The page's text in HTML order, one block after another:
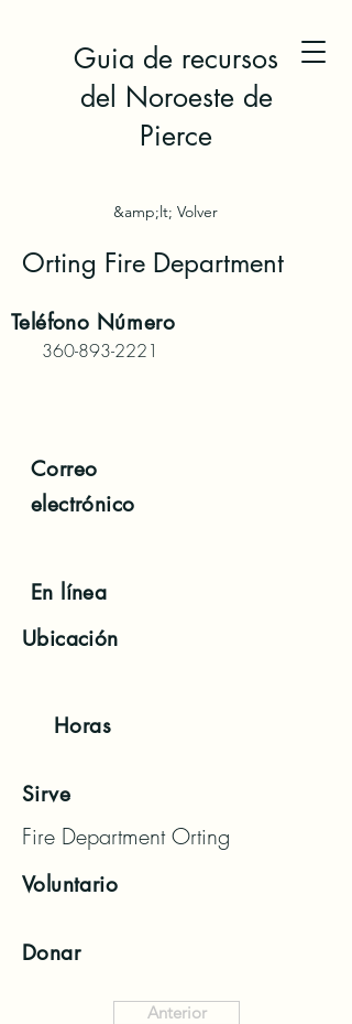
Guia de recursos
del Noroeste de
Pierce
&amp;lt; Volver
Orting Fire Department
Teléfono Número
360-893-2221
Correo
electrónico
En línea
Ubicación
Horas
Sirve
Fire Department Orting
Voluntario
Donar
Anterior